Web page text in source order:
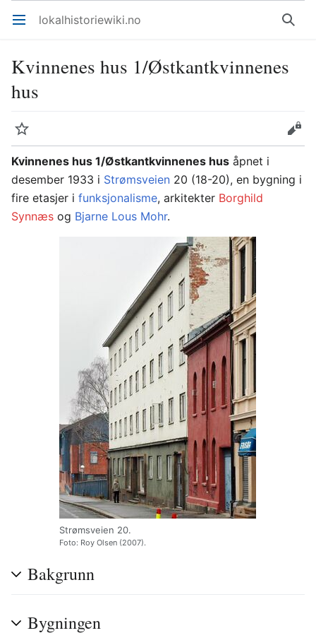
Åpne hovedmenyen lokalhistoriewiki.no Søk
Kvinnenes hus 1/Østkantkvinnenes
hus
Overvåk
Rediger
Kvinnenes hus 1/Østkantkvinnenes hus åpnet i
desember 1933 i Strømsveien 20 (18-20), en bygning i
fire etasjer i funksjonalisme, arkitekter Borghild
Synnæs og Bjarne Lous Mohr.
Strømsveien 20.
Foto: Roy Olsen (2007).
Bakgrunn
Bygningen